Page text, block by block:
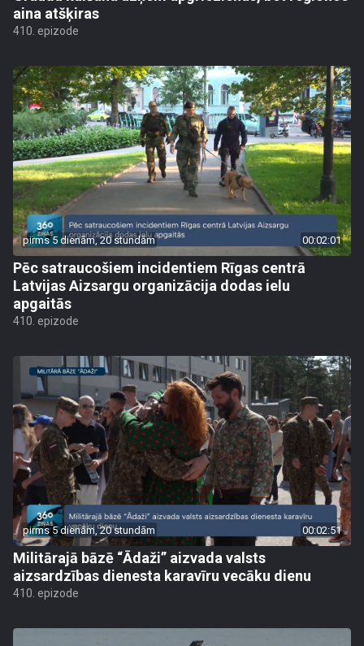
aina atšķiras
410. epizode
pirms 5 dienām, 20 stundām 00:02:01
Pēc satraucošiem incidentiem Rīgas centrā
Latvijas Aizsargu organizācija dodas ielu
apgaitās
410. epizode
pirms 5 dienām, 20 stundām 00:02:51
Militārajā bāzē “Ādaži” aizvada valsts
aizsardzības dienesta karavīru vecāku dienu
410. epizode